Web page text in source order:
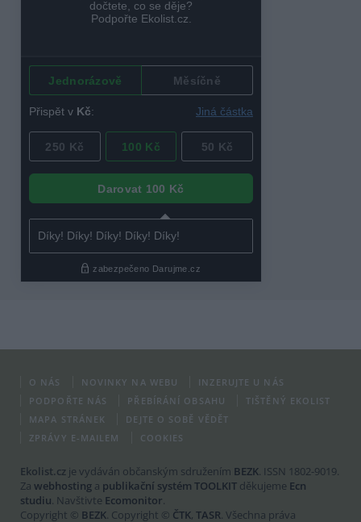
O NÁS NOVINKY NA WEBU
INZERUJTE U NÁS
PODPOŘTE NÁS
PŘEBÍRÁNÍ OBSAHU
TIŠTĚNÝ EKOLIST
MAPA STRÁNEK
DEJTE O SOBĚ VĚDĚT
ZPRÁVY E-MAILEM
COOKIES
Ekolist.cz je vydáván občanským sdružením BEZK. ISSN 1802-9019.
Za webhosting a publikační systém TOOLKIT děkujeme Ecn
studiu. Navštivte Ecomonitor.
Copyright © BEZK. Copyright © ČTK, TASR. Všechna práva